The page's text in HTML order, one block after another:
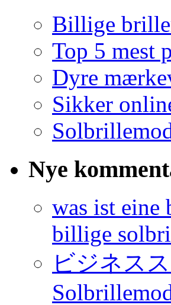
Billige
Top 5 mest
Dyre
Sikker
Nye
was ist eine
billige
ビジネス